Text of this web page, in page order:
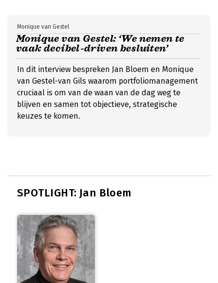
Monique van Gestel: ‘We nemen te
vaak decibel-driven besluiten’
Monique van Gestel
In dit interview bespreken Jan Bloem en Monique
van Gestel-van Gils waarom portfoliomanagement
cruciaal is om van de waan van de dag weg te
blijven en samen tot objectieve, strategische
keuzes te komen.
SPOTLIGHT: Jan Bloem